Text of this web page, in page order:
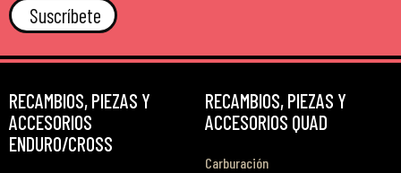
Suscríbete
RECAMBIOS, PIEZAS Y
ACCESORIOS
ENDURO/CROSS
RECAMBIOS, PIEZAS Y
ACCESORIOS QUAD
Carburación